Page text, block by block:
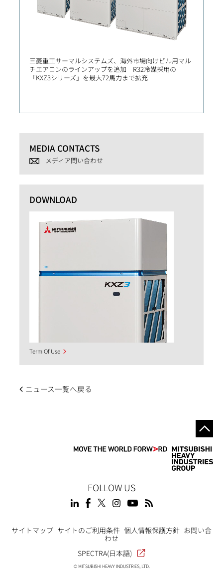
三菱重工サーマルシステムズ、海外市場向けビル用マル
チエアコンのラインアップを追加 R32冷媒採用の
「KXZ3シリーズ」を最大72馬力まで拡充
MEDIA CONTACTS
メディア問い合わせ
DOWNLOAD
Term Of Use
ニュース一覧へ戻る
FOLLOW US
Footer
サイトマップ サイトのご利用条件 個人情報保護方針 お問い合
わせ
SPECTRA(日本語)
© MITSUBISHI HEAVY INDUSTRIES, LTD.